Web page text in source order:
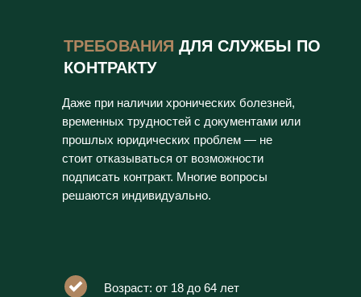
ТРЕБОВАНИЯ ДЛЯ СЛУЖБЫ ПО
КОНТРАКТУ
Даже при наличии хронических болезней,
временных трудностей с документами или
прошлых юридических проблем — не
стоит отказываться от возможности
подписать контракт. Многие вопросы
решаются индивидуально.
Возраст: от 18 до 64 лет